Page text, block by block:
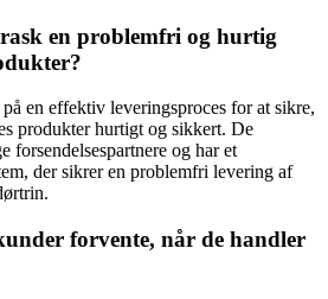
en problemfri og hurtig
en effektiv leveringsproces for at sikre,
produkter hurtigt og sikkert. De
forsendelsespartnere og har et
der sikrer en problemfri levering af
forvente, når de handler